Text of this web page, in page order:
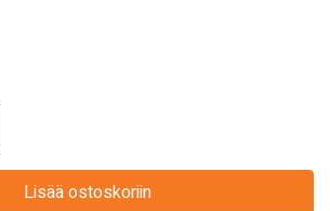
Lisää ostoskoriin